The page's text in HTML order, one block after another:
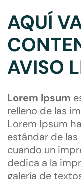
AQUÍ
AVISO
Lorem Ipsum
relleno de las
Lorem Ipsum
estándar de
cuando un
dedica a la
galería de